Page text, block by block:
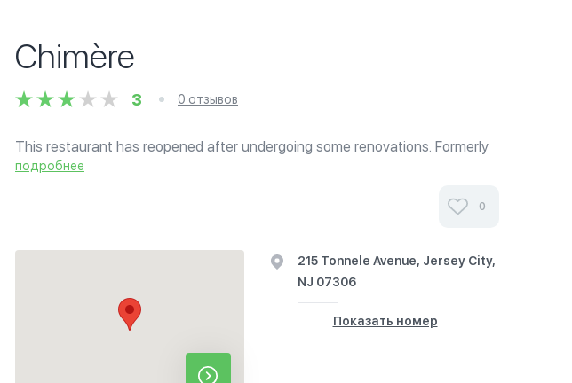
Chimère
3 0 отзывов
This restaurant has reopened after undergoing some renovations. Formerly
known as Amin's Halal. Menu features traditional Chinese dishes. They have
подробнее
0
215 Tonnele Avenue, Jersey City,
NJ 07306
Показать номер